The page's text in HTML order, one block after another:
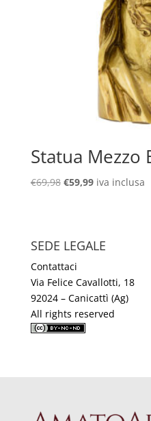
Statua Mezzo
€69,98 Il
€69,98.
€59,99Il
€59,99.
iva inclusa
SEDE LEGALE
Contattaci
Via Felice Cavallotti, 18
92024 – Canicattì (Ag)
All rights reserved